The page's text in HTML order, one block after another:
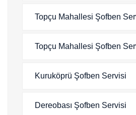
Topçu Mahallesi Şofben
Topçu Mahallesi Şofben
Kuruköprü Şofben Servisi
Dereobası Şofben Servisi